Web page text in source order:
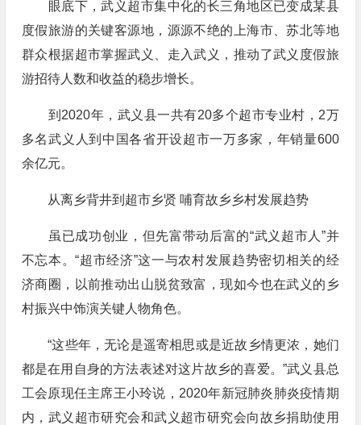
眼底下，武义超市集中化的长三角地区已变成某县
度假旅游的关键客源地，源源不绝的上海市、苏北等地
群众根据超市掌握武义、走入武义，推动了武义度假旅
游招待人数和收益的稳步增长。
到2020年，武义县一共有20多个超市专业村，2万
多名武义人到中国各省开设超市一万多家，年销量600
余亿元。
从离乡背井到超市乡贤 哺育故乡乡村发展趋势
虽已成功创业，但先富带动后富的“武义超市人”并
不忘本。“超市经济”这一与农村发展趋势密切相关的经
济商圈，以前推动出山脱贫致富，现如今也在武义的乡
村振兴中饰演关键人物角色。
“这些年，无论是遥寄相思或是近故乡情更浓，她们
都是在用自身的方法表述对这片故乡的喜爱。”武义县总
工会原现任主席王小玲说，2020年新冠肺炎肺炎疫情期
内，武义超市研究会和武义超市研究会向故乡捐助使用